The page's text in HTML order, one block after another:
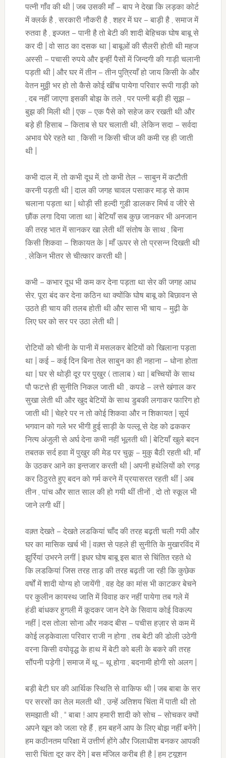
पत्नी गाँव की थी | जब उसकी माँ – बाप ने देखा कि लड़का कोर्ट
में क्लर्क है , सरकारी नौकरी है , शहर में घर – बाड़ी है , समाज में
रुतवा है , इज्जत – पानी है तो बेटी की शादी बेहिचक घोष बाबू से
कर दी | वो साठ का दसक था | बाबूओं की सैलरी होती थी महज
अस्सी – पचासी रुपये और इन्हीं पैसों में जिन्दगी की गाड़ी चलानी
पड़ती थी | और घर में तीन – तीन पुत्रियाँ हो जाय किसी के और
वेतन मुठ्ठी भर हो तो कैसे कोई खींच पायेगा परिवार रूपी गाड़ी को
, दब नहीं जाएगा इसकी बोझ के तले , पर पत्नी बड़ी ही सूझ –
बुझ की मिली थी | एक – एक पैसे को सहेज कर रखती थी और
बड़े ही हिसाब – किताब से घर चलाती थी, लेकिन सदा – सर्वदा
अभाव घेरे रहते था , किसी न किसी चीज की कमी रह ही जाती
थी |
कभी दाल में, तो कभी दूध में, तो कभी तेल – साबुन में कटौती
करनी पड़ती थी | दाल की जगह चावल पसाकर माड़ से काम
चलाना पड़ता था | थोड़ी सी हल्दी गुडी डालकर मिर्च व जीरे से
छौंक लगा दिया जाता था | बेटियाँ सब कुछ जानकर भी अनजान
की तरह भात में सानकर खा लेती थीं संतोष के साथ , बिना
किसी शिकवा – शिकायत के | माँ ऊपर से तो प्रसन्न दिखती थी
, लेकिन भीतर से चीत्कार करती थी |
कभी – कभार दूध भी कम कर देना पड़ता था सेर की जगह आध
सेर, पूरा बंद कर देना कठिन था क्योंकि घोष बाबू को बिछावन से
उठते ही चाय की तलब होती थी और सास भी चाय – मुढ़ी के
लिए घर को सर पर उठा लेती थी |
रोटियों को चीनी के पानी में मसलकर बेटियों को खिलाना पड़ता
था | कई – कई दिन बिना तेल साबुन का ही नहाना – धोना होता
था | घर से थोड़ी दूर पर पुखुर ( तालाब ) था | बच्चियों के साथ
पौ फटत्ते ही सुनीति निकल जाती थी , कपडे – लत्ते खंगाल कर
सुखा लेती थी और खुद बेटियों के साथ डुबकी लगाकर फारिग हो
जाती थी | चेहरे पर न तो कोई शिकवा और न शिकायत | सूर्य
भगवान को गले भर भीगी हुई साड़ी के पल्लू से देह को ढककर
नित्य अंजुली से अर्घ देना कभी नहीं भूलती थी | बेटियाँ खुले बदन
तबतक सर्द हवा में पुखुर की मेड पर चुकू – मुकु बैठी रहती थी, माँ
के उठकर आने का इन्तजार करती थी | अपनी हथेलियों को रगड़
कर ठिठुरते हुए बदन को गर्म करने में प्रयासरत रहती थीं | अब
तीन , पांच और सात साल की हो गयी थीं तीनों , दो तो स्कूल भी
जाने लगी थीं |
वक़्त देखते – देखते लडकियां चाँद की तरह बढ़ती चली गयी और
घर का मासिक खर्च भी | वक़्त से पहले ही सुनीति के मुखारविंद में
झुर्रियां उभरने लगीं | इधर घोष बाबू इस बात से चिंतित रहते थे
कि लडकियां जिस तरह ताड़ की तरह बढ़ती जा रही कि कुछेक
वर्षों में शादी योग्य हो जायेंगी , वह देह का मांस भी काटकर बेचने
पर कुलीन कायस्थ जाति में विवाह कर नहीं पायेगा तब गले में
हंडी बांधकर हुगली में कूदकर जान देने के सिवाय कोई विकल्प
नहीं | दस तोला सोना और नकद बीस – पचीस हज़ार से कम में
कोई लड्केवाला परिवार राजी न होगा , तब बेटी की डोली उठेगी
वरना किसी वयोवृद्ध के हाथ में बेटी को बली के बकरे की तरह
सौंपनी पड़ेगी | समाज में थू – थू होगा , बदनामी होगी सो अलग |
बड़ी बेटी घर की आर्थिक स्थिति से वाकिफ थी | जब बाबा के सर
पर सरसों का तेल मलती थी , उन्हें अतिशय चिंता में पाती थी तो
समझाती थी , “ बाबा ! आप हमारी शादी को सोच – सोचकर क्यों
अपने खून को जला रहे हैं , हम बहनें आप के लिए बोझ नहीं बनेंगे |
हम कठीनतम परिक्षा में उत्तीर्ण होंगे और जिलाधीश बनकर आपकी
सारी चिंता दूर कर देंगे | बस मंजिल करीब ही है | हम ट्यूशन